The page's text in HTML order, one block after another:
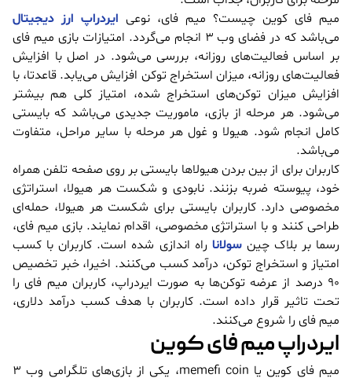
میم فای کوین چیست؟ میم فای، نوعی ایردراپ ارز دیجیتال
می‌باشد که در فضای وب 3 انجام می‌گردد. امتیازات بازی میم فای
بر اساس فعالیت‌های روزانه، بررسی می‌شود. در اصل با افزایش
فعالیت‌های روزانه، میزان استخراج توکن افزایش می‌یابد. قاعدتا، با
افزایش میزان توکن‌های استخراج شده، امتیاز کلی هم بیشتر
می‌شود. هر مرحله از بازی، ماموریت جدیدی می‌باشد که بایستی
کامل انجام شود. هیولا و غول هر مرحله با سایر مراحل، متفاوت
می‌باشد.
کاربران برای از بین بردن هیولاها بایستی بر روی صفحه تلفن همراه
خود، پیوسته ضربه بزنند. نابودی و شکست هر هیولا، استراتژی
مخصوصی دارد. کاربران بایستی برای شکست هر هیولا، حمله‌ای
طراحی کنند و با استراتژی مخصوصی، اقدام نمایند. بازی میم فای،
رسما بر بلاک چین سولاناراه اندازی شده است. کاربران با کسب
امتیاز و استخراج توکن، درآمد کسب می‌کنند. اخیرا، خبر تخصیص
90 درصد از عرضه توکن‌ها به صورت ایردراپ، کاربران میم فای را
تحت تاثیر قرار داده است. کاربران با هدف کسب درآمد دلاری،
میم فای را شروع می‌کنند.
ایردراپ میم فای کوین
میم فای کوین یا memefi coin، یکی از بازی‌های تلگرامی وب 3